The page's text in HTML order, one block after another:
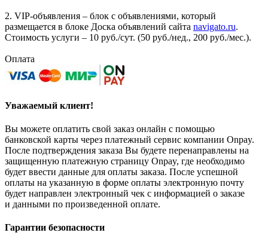
2. VIP-объявления – блок с объявлениями, который
размещается в блоке Доска объявлений сайта navigato.ru.
Стоимость услуги – 10 руб./сут. (50 руб./нед., 200 руб./мес.).
Оплата
Уважаемый клиент!
Вы можете оплатить свой заказ онлайн с помощью
банковской карты через платежный сервис компании Onpay.
После подтверждения заказа Вы будете перенаправлены на
защищенную платежную страницу Onpay, где необходимо
будет ввести данные для оплаты заказа. После успешной
оплаты на указанную в форме оплаты электронную почту
будет направлен электронный чек с информацией о заказе
и данными по произведенной оплате.
Гарантии безопасности